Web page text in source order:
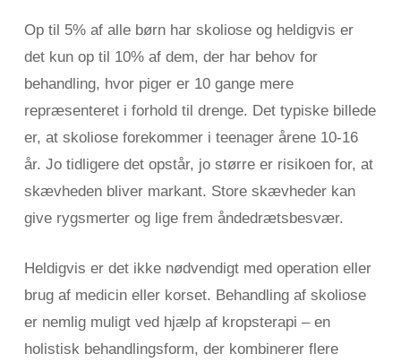
Op til 5% af alle børn har skoliose og heldigvis er
det kun op til 10% af dem, der har behov for
behandling, hvor piger er 10 gange mere
repræsenteret i forhold til drenge. Det typiske billede
er, at skoliose forekommer i teenager årene 10-16
år. Jo tidligere det opstår, jo større er risikoen for, at
skævheden bliver markant. Store skævheder kan
give rygsmerter og lige frem åndedrætsbesvær.
Heldigvis er det ikke nødvendigt med operation eller
brug af medicin eller korset. Behandling af skoliose
er nemlig muligt ved hjælp af kropsterapi – en
holistisk behandlingsform, der kombinerer flere